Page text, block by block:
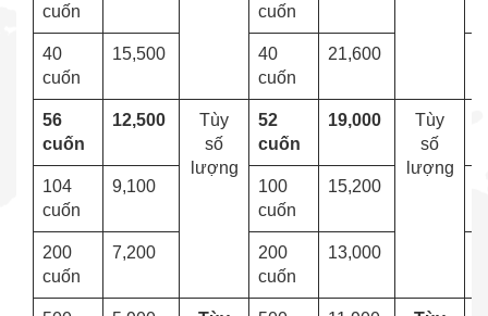
cuốn
cuốn
40
cuốn
15,500
40
cuốn
21,600
56
cuốn
12,500
Tùy
số
lượng
52
cuốn
19,000
Tùy
số
lượng
104
cuốn
9,100
100
cuốn
15,200
200
cuốn
7,200
200
cuốn
13,000